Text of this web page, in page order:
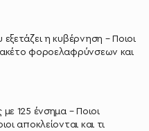
η κυβέρνηση – Ποιοι
φοροελαφρύνσεων και
125 ένσημα – Ποιοι
αποκλείονται και τι